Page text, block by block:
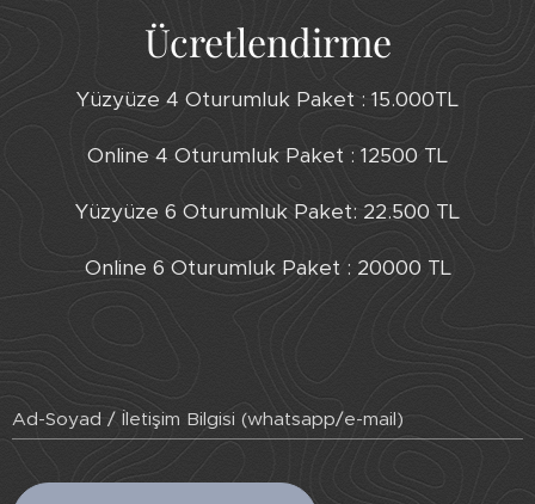
Ücretlendirme
Yüzyüze 4 Oturumluk Paket : 15.000TL
Online 4 Oturumluk Paket : 12500 TL
Yüzyüze 6 Oturumluk Paket: 22.500 TL
Online 6 Oturumluk Paket : 20000 TL
Ad-Soyad / İletişim Bilgisi (whatsapp/e-mail)